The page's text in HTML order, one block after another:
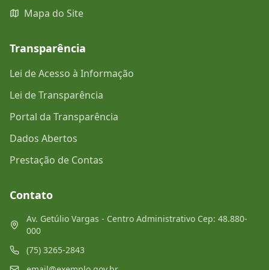
Mapa do Site
Transparência
Lei de Acesso à Informação
Lei de Transparência
Portal da Transparência
Dados Abertos
Prestação de Contas
Contato
Av. Getúlio Vargas - Centro Administrativo Cep: 48.880-
000
(75) 3265-2843